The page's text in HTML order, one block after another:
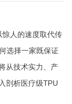
人的速度取代传
选择一家既保证
从技术实力、产
剖析医疗级TPU